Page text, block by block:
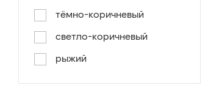
тёмно-коричневый
светло-коричневый
рыжий
серо-коричневый